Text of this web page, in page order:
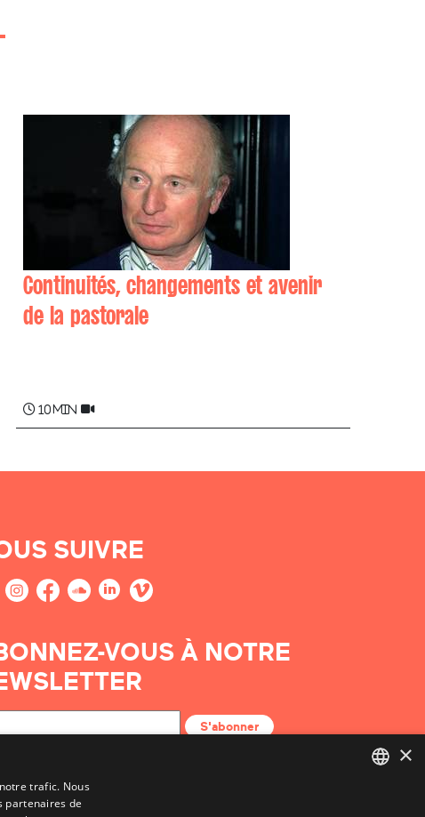
Continuités, changements et avenir
de la pastorale
10 min
SUIVRE
VOUS À NOTRE
S'abonner
×
trafic. Nous
partenaires de